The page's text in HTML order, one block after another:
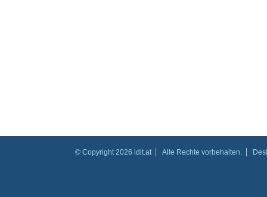
© Copyright 2026 idlt.at Alle Rechte vorbehalten.